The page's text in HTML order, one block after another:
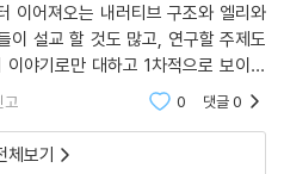
이어져오는 내러티브 구조와 엘리와
이 설교 할 것도 많고, 연구할 주제도
야기로만 대하고 1차적으로 보이는
리한 본문이기도 해서, 많은 관심을
고 0 댓글0
체보기